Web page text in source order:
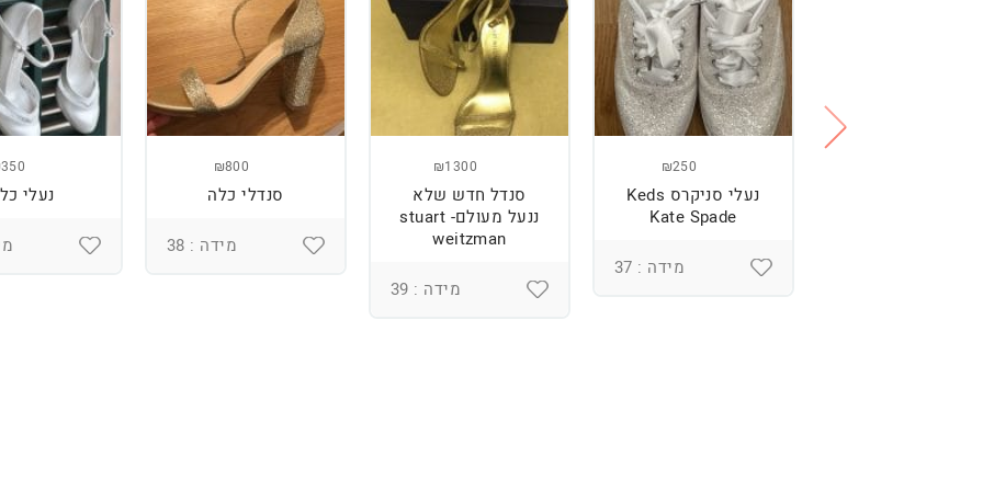
₪250
נעלי סניקרס Keds
Kate Spade
מידה : 37
₪1300
סנדל חדש שלא
ננעל מעולם- stuart
weitzman
מידה : 39
₪800
סנדלי כלה
מידה : 38
נעלי